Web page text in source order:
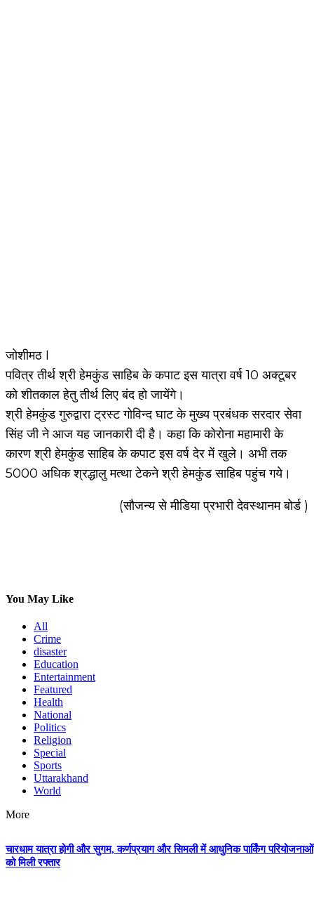
जोशीमठ I
पवित्र तीर्थ श्री हेमकुंड साहिब के कपाट इस यात्रा वर्ष 10 अक्टूबर
को शीतकाल हेतु तीर्थ लिए बंद हो जायेंगे।
श्री हेमकुंड गुरुद्वारा ट्रस्ट गोविन्द घाट के मुख्य प्रबंधक सरदार सेवा
सिंह जी ने आज यह जानकारी दी है। कहा कि कोरोना महामारी के
कारण श्री हेमकुंड साहिब के कपाट इस वर्ष देर में खुले। अभी तक
5000 अधिक श्रद्धालु मत्था टेकने श्री हेमकुंड साहिब पहुंच गये।
(सौजन्य से मीडिया प्रभारी देवस्थानम बोर्ड )
You May Like
All
Crime
disaster
Education
Entertainment
Featured
Health
National
Politics
Religion
Special
Sports
Uttarakhand
World
More
चारधाम यात्रा होगी और सुगम, कर्णप्रयाग और सिमली में आधुनिक पार्किंग परियोजनाओं
को मिली रफ्तार